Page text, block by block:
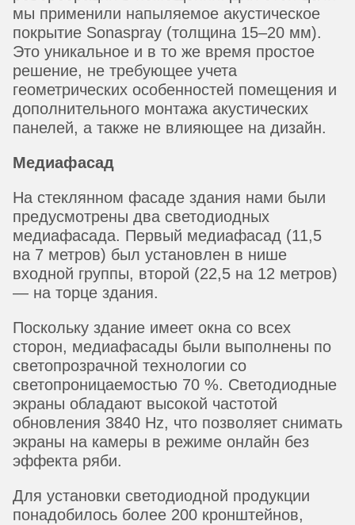
мы применили напыляемое акустическое
покрытие Sonaspray (толщина 15–20 мм).
Это уникальное и в то же время простое
решение, не требующее учета
геометрических особенностей помещения и
дополнительного монтажа акустических
панелей, а также не влияющее на дизайн.
Медиафасад
На стеклянном фасаде здания нами были
предусмотрены два светодиодных
медиафасада. Первый медиафасад (11,5
на 7 метров) был установлен в нише
входной группы, второй (22,5 на 12 метров)
— на торце здания.
Поскольку здание имеет окна со всех
сторон, медиафасады были выполнены по
светопрозрачной технологии со
светопроницаемостью 70 %. Светодиодные
экраны обладают высокой частотой
обновления 3840 Hz, что позволяет снимать
экраны на камеры в режиме онлайн без
эффекта ряби.
Для установки светодиодной продукции
понадобилось более 200 кронштейнов,